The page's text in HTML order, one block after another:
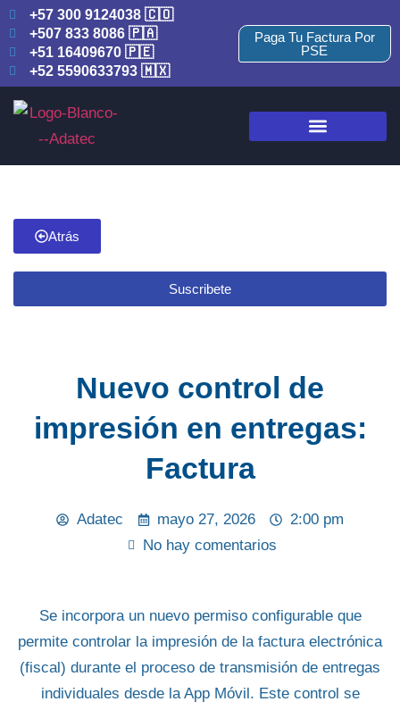
+57 300 9124038 🇨🇴
+507 833 8086 🇵🇦
+51 16409670 🇵🇪
+52 5590633793 🇲🇽
Paga Tu Factura Por
PSE
Atrás
Suscribete
Nuevo control de
impresión en entregas:
Factura
Adatec mayo 27, 2026
2:00 pm
No hay comentarios
Se incorpora un nuevo permiso configurableque
permite controlar la impresión de la factura electrónica
(fiscal) durante el proceso de transmisión de entregas
individuales desde la App Móvil. Este control se